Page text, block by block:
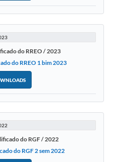
do RREO / 2023
do RREO 1 bim 2023
do RGF / 2022
do RGF 2 sem 2022